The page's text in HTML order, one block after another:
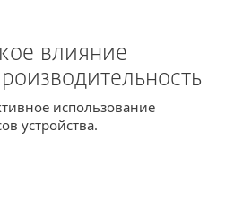
влияние
использование
устройства.